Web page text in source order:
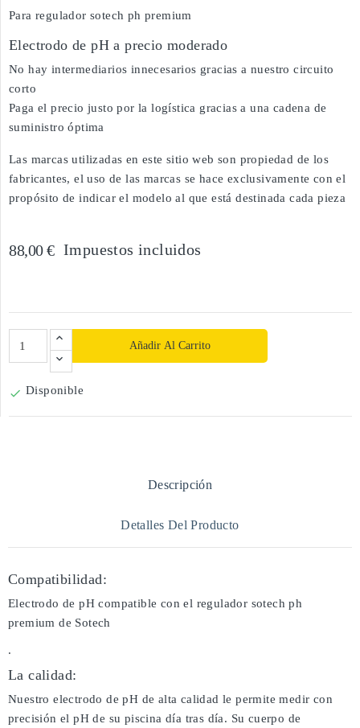
Para regulador sotech ph premium
Electrodo de pH a precio moderado
No hay intermediarios innecesarios gracias a nuestro circuito
corto
Paga el precio justo por la logística gracias a una cadena de
suministro óptima
Las marcas utilizadas en este sitio web son propiedad de los
fabricantes, el uso de las marcas se hace exclusivamente con el
propósito de indicar el modelo al que está destinada cada pieza
88,00 € Impuestos incluidos
Añadir Al Carrito
 Disponible
Descripción
Detalles Del Producto
Compatibilidad:
Electrodo de pH compatible con el regulador sotech ph
premium de Sotech
.
La calidad:
Nuestro electrodo de pH de alta calidad le permite medir con
precisión el pH de su piscina día tras día. Su cuerpo de